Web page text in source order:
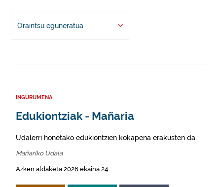
Oraintsu eguneratua
INGURUMENA
Edukiontziak - Mañaria
Udalerri honetako edukiontzien kokapena erakusten da.
Mañariko Udala
Azken aldaketa 2026 ekaina 24